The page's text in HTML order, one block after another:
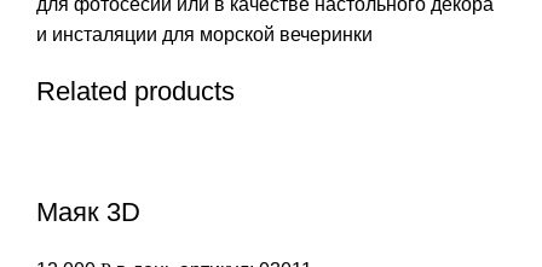
для фотосесии или в качестве настольного декора
и инсталяции для морской вечеринки
Related products
Маяк 3D